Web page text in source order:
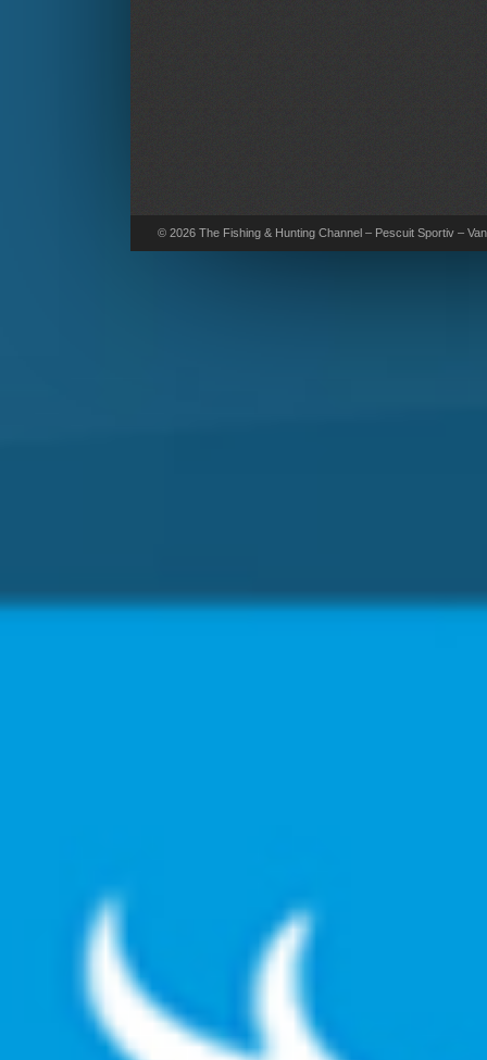
© 2026 The Fishing & Hunting Channel – Pescuit Sportiv –